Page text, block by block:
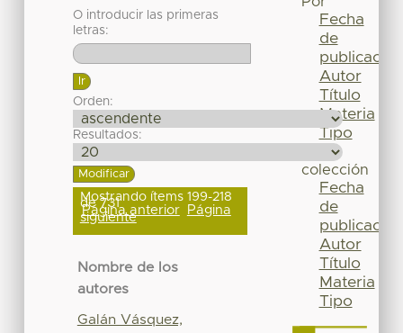
O introducir las primeras
letras:
Orden:
Resultados:
Mostrando ítems 199-218
de 731
Página anterior Página
siguiente
Nombre de los
autores
Galán Vásquez,
Fecha
de
publicación
Autor
Título
Materia
Tipo
colección
Fecha
de
publicación
Autor
Título
Materia
Tipo